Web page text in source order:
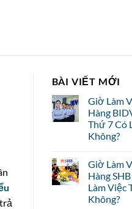
BÀI VIẾT MỚI
Giờ Làm
Hàng
Thứ 7 Có
Không?
Giờ Làm
Hàng
Làm Việc
Không?